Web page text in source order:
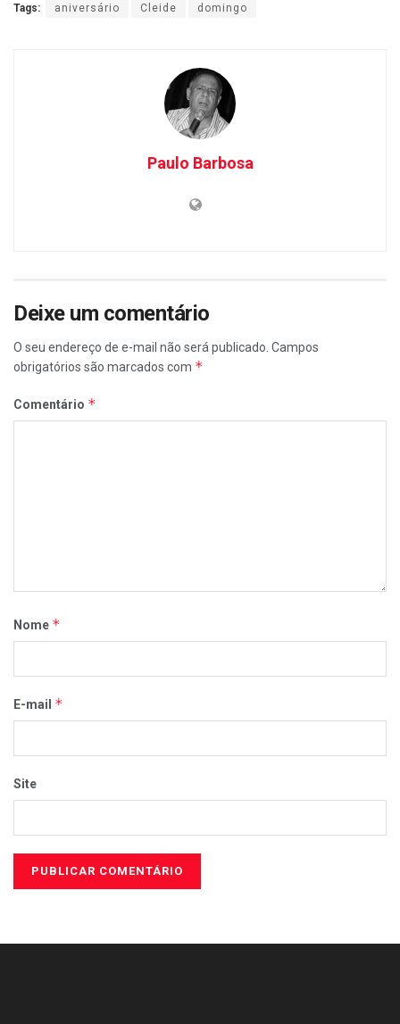
Tags: aniversário Cleide domingo
Paulo Barbosa
Deixe um comentário
O seu endereço de e-mail não será publicado. Campos
obrigatórios são marcados com *
Comentário *
Nome *
E-mail *
Site